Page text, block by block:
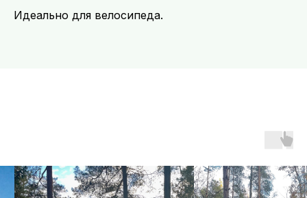
Идеально для велосипеда.